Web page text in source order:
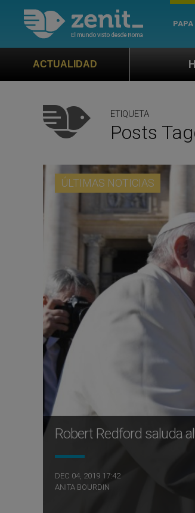
PAPA
ACTUALIDADHimno oficial de la
ETIQUETA
Posts
ÚLTIMAS NOTICIAS
Robert Redford saluda
DEC 04, 2019 17:42
ANITA BOURDIN